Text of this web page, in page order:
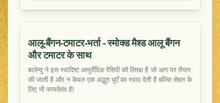
आलू-बैंगन-टमाटर-भर्ता - स्मोक्ड मैश्ड आलू बैंगन
और टमाटर के साथ
बालेन्दु ने इस स्वादिष्ट आयुर्वेदिक रेसिपी को लिखा है जो आग पर तैयार
की जाती है और न केवल एक अद्भुत धुएँ का स्वाद देती है बल्कि सेहत के
लिए भी फायदेमंद है!